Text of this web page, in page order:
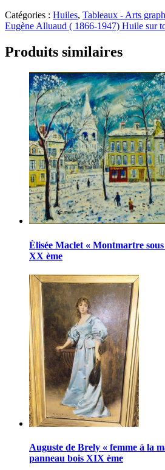
Catégories : Huiles, Tableaux - Arts
Eugène Alluaud ( 1866-1947) Huile sur
Produits similaires
Èlisée Maclet « Montmartre
XX ème
Auguste de Brely « femme à la
panneau bois XIX ème